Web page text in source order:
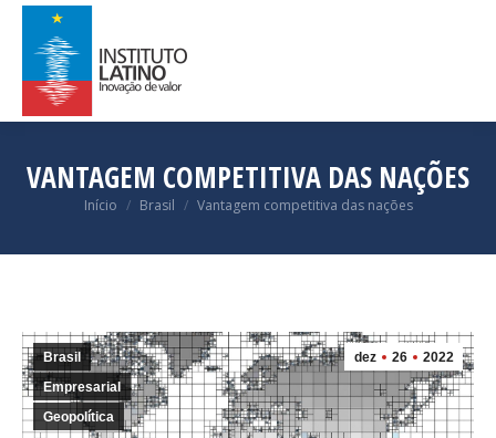
VANTAGEM COMPETITIVA DAS NAÇÕES
Você está aqui:
Início Brasil Vantagem competitiva das nações
dez 26 2022
Brasil
Empresarial
Geopolítica